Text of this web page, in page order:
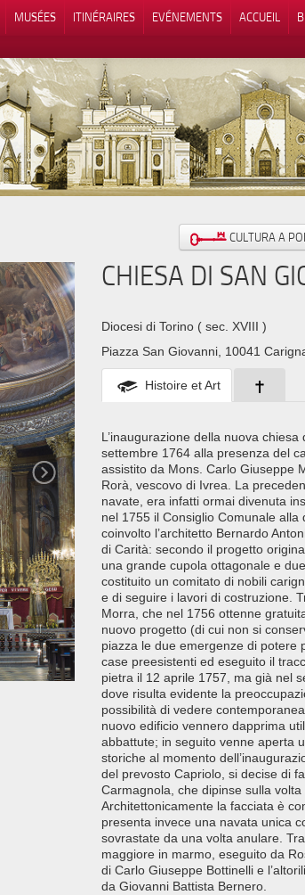
MUSÉES ITINÉRAIRES EVÉNEMENTS ACCUEIL
CULTURA A
CHIESA DI SAN
Diocesi di Torino ( sec. XVIII )
Piazza San Giovanni, 10041
Histoire et Art
L’inaugurazione della nuova
settembre 1764 alla presenza del
assistito da Mons. Carlo Giuseppe
Rorà, vescovo di Ivrea. La
navate, era infatti ormai divenuta
nel 1755 il Consiglio Comunale
coinvolto l’architetto Bernardo
di Carità: secondo il progetto
una grande cupola ottagonale e
costituito un comitato di nobili
e di seguire i lavori di costruzione.
Morra, che nel 1756 ottenne
nuovo progetto (di cui non si
piazza le due emergenze di potere
case preesistenti ed eseguito il
pietra il 12 aprile 1757, ma già nel
dove risulta evidente la
possibilità di vedere
nuovo edificio vennero dapprima
abbattute; in seguito venne aperta
storiche al momento
del prevosto Capriolo, si decise di
Carmagnola, che dipinse sulla
Architettonicamente la facciata è
presenta invece una navata unica
sovrastate da una volta anulare.
maggiore in marmo, eseguito da
di Carlo Giuseppe Bottinelli e
da Giovanni Battista Bernero.
Vos choix en matière